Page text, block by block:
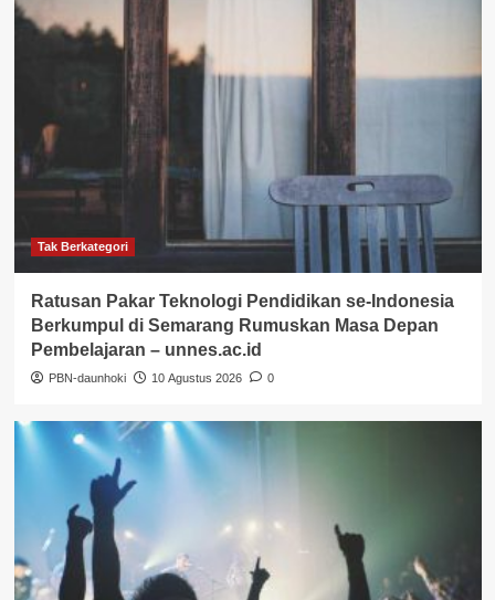
Tak Berkategori
Ratusan Pakar Teknologi Pendidikan se-Indonesia
Berkumpul di Semarang Rumuskan Masa Depan
Pembelajaran – unnes.ac.id
PBN-daunhoki 10 Agustus 2026 0